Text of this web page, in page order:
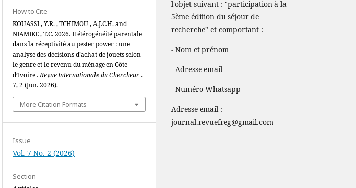
How to Cite
KOUASSI , Y.R. , TCHIMOU , A.J.C.H. and
NIAMIKE , T.C. 2026. Hétérogénéité parentale
dans la réceptivité au pester power : une
analyse des décisions d’achat de jouets selon
le genre et le revenu du ménage en Côte
d’Ivoire .Revue Internationale du Chercheur.
7, 2 (Jun. 2026).
More Citation Formats
Issue
Vol. 7 No. 2 (2026)
Section
l'objet suivant : "participation à la
5ème édition du séjour de
recherche" et comportant :
- Nom et prénom
- Adresse email
- Numéro Whatsapp
Adresse email :
journal.revuefreg@gmail.com